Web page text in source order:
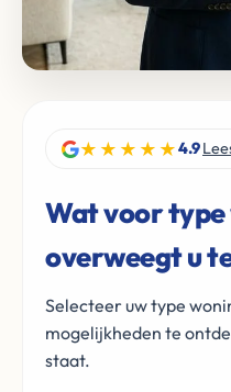
★★★★★4.9
Wat voor
overweegt u
Selecteer uw type
mogelijkheden te
staat.